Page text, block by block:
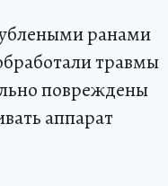
ранами
травмы
повреждены
аппарат